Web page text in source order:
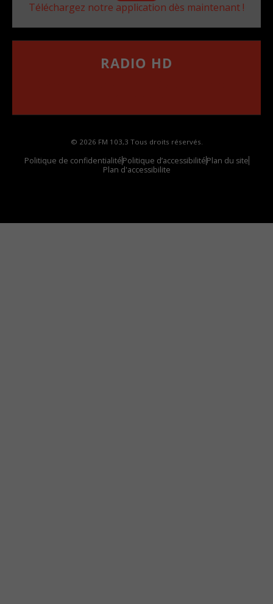
Téléchargez notre application dès maintenant !
RADIO HD
© 2026 FM 103,3 Tous droits réservés.
Politique de confidentialitéPolitique d’accessibilitéPlan du site
Plan d'accessibilite